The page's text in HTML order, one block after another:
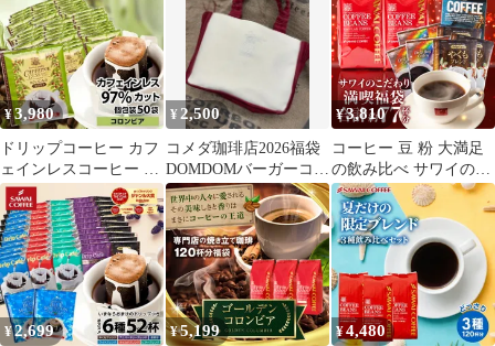
100g×4種類（豆の状態
or粉の状態）【送料無
料】クリックポスト
飲み比べ セット メール
便 お試し サスティナブ
ルなコーヒー コロンビ
ア トリマ
容量 50袋 個包装 8g 飲
み比べ セット エメラル
ドマウンテンブレンド
¥3,980
ドリップコーヒー カフ
ェインレスコーヒー ド
リップパック コーヒー
大容量 デカフェ ノンカ
フェイン 福袋 50杯分
個包装 8g セット コロ
ンビア
¥ 2,500
コメダ珈琲店2026福袋
DOMDOMバーガーコラ
ボセット
¥3,810
コーヒー 豆 粉 大満足
の飲み比べ サワイのこ
だわり満喫福袋 ロマン
ブレンド やくも 夢浪漫
アイスコーヒー 200g×2
袋 8g×30袋 1000ml×1本
¥2,699 ¥5,199 ¥4,480